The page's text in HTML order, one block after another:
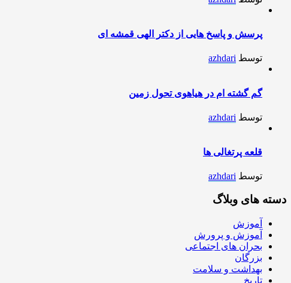
پرسش و پاسخ هایی از دکتر الهی قمشه ای
توسط azhdari
گم گشته ام در هیاهوی تحول زمین
توسط azhdari
قلعه پرتغالی ها
توسط azhdari
دسته های وبلاگ
آموزش
آموزش و پرورش
بحران های اجتماعی
بزرگان
بهداشت و سلامت
تاریخ